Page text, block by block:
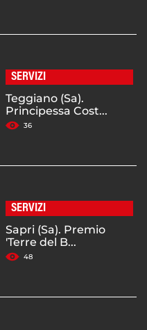
SERVIZI
Teggiano (Sa).
Principessa Cost...
36
SERVIZI
Sapri (Sa). Premio
'Terre del B...
48